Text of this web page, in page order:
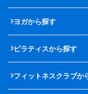
ヨガから探す
ピラティスから探す
フィットネスクラブか